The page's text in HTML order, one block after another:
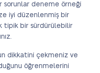
sorunlar deneme örneği
iyi düzenlenmiş bir
tipik bir sürdürülebilir
dikkatini çekmeniz ve
öğrenmelerini